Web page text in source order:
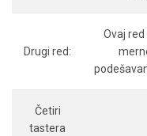
Drugi red:
Ovaj
Četiri
tastera